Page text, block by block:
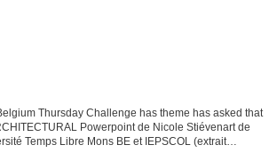
Thursday Challenge has theme has asked that
Powerpoint de Nicole Stiévenart de
Temps Libre Mons BE et IEPSCOL (extrait